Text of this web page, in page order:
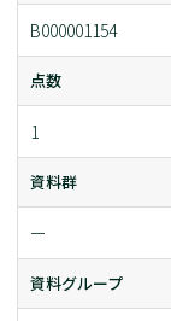
B000001154
点数
1
資料群
ー
資料グループ